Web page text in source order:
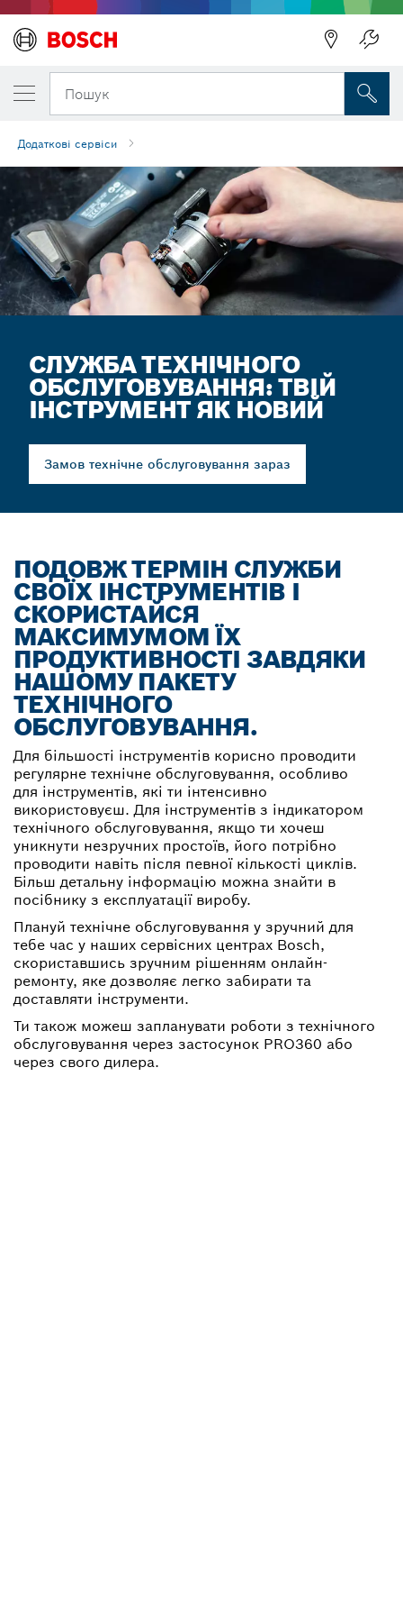
Пошук
Додаткові сервіси
СЛУЖБА ТЕХНІЧНОГО
ОБСЛУГОВУ­ВАННЯ: ТВІЙ
ІНСТРУМЕНТ ЯК НОВИЙ
Замов технічне обслуговування зараз
ПОДОВЖ ТЕРМІН СЛУЖБИ
СВОЇХ ІНСТРУМЕНТІВ І
СКОРИСТАЙСЯ
МАКСИМУМОМ ЇХ
ПРОДУКТИВНОСТІ ЗАВДЯКИ
НАШОМУ ПАКЕТУ
ТЕХНІЧНОГО
ОБСЛУГОВУВАННЯ.
Для більшості інструментів корисно проводити
регулярне технічне обслуговування, особливо
для інструментів, які ти інтенсивно
використовуєш. Для інструментів з індикатором
технічного обслуговування, якщо ти хочеш
уникнути незручних простоїв, його потрібно
проводити навіть після певної кількості циклів.
Більш детальну інформацію можна знайти в
посібнику з експлуатації виробу.
Плануй технічне обслуговування у зручний для
тебе час у наших сервісних центрах Bosch,
скориставшись зручним рішенням онлайн-
ремонту, яке дозволяє легко забирати та
доставляти інструменти.
Ти також можеш запланувати роботи з технічного
обслуговування через застосунок PRO360 або
через свого дилера.